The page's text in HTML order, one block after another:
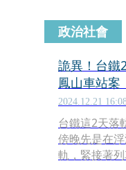
政治社會
詭異！台鐵
鳳山車站案
2024.12.21
台鐵這2天落
傍晚先是在
軌，緊接著